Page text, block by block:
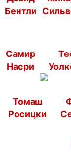
Бентли
Самир
Насри
Томаш
Росицки